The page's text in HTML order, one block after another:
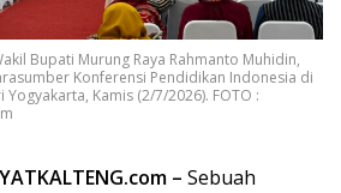
Bupati Murung Raya Rahmanto Muhidin,
Konferensi Pendidikan Indonesia di
Kamis (2/7/2026). FOTO :
– Sebuah